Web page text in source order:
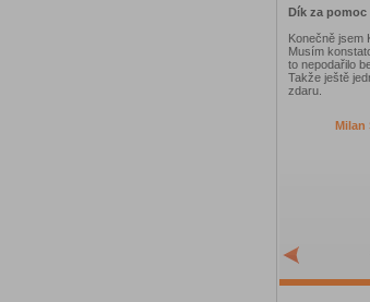
Dík za pomoc
Konečně jsem
Musím
to nepodařilo
Takže ještě
zdaru.
Milan